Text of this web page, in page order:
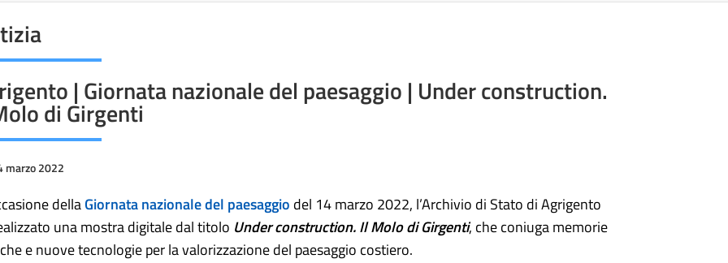
| Giornata nazionale del paesaggio | Under construction.
di Girgenti
marzo 2022
dellaGiornata nazionale del paesaggio del 14 marzo 2022, l’Archivio di Stato di Agrigento
una mostra digitale dal titolo Under construction. Il Molo di Girgenti, che coniuga memorie
e nuove tecnologie per la valorizzazione del paesaggio costiero.